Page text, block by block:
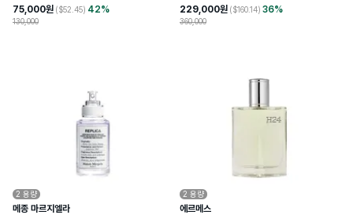
75,000원 ($52.45) 42%
130,000
229,000원 ($160.14) 36%
360,000
2 용량
메종 마르지엘라
2 용량
에르메스